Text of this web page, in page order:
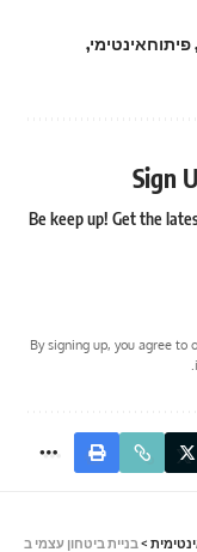
,
Sign
Be keep up! Get the
By signing up, you agree
> בניית ביטחון עצמי